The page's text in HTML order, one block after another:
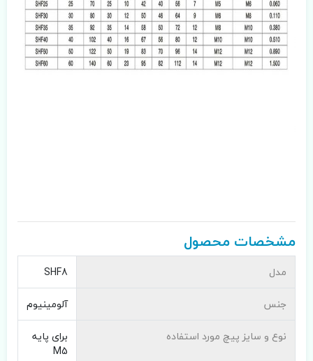
مشخصات محصول
مدل
SHF8
جنس
آلومینیوم
نوع و سایز پیچ مورد استفاده
برای پایه
M5